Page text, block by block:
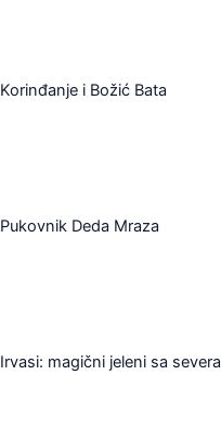
Korinđanje i Božić Bata
Pukovnik Deda Mraza
Irvasi: magični jeleni sa severa